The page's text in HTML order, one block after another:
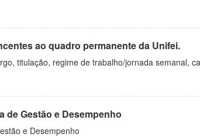
ao quadro permanente da Unifei.
titulação, regime de trabalho/jornada semanal,
de Gestão e Desempenho
e Desempenho